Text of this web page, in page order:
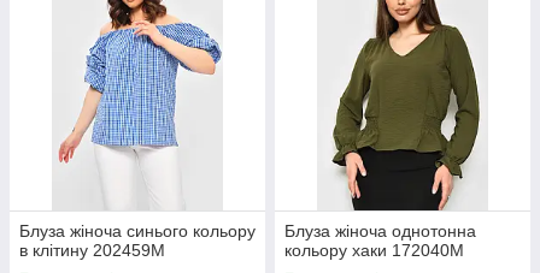
Блуза жіноча синього кольору
в клітину 202459M
Блуза жіноча однотонна
кольору хаки 172040M